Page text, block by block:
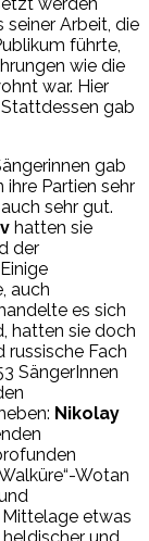
seiner Arbeit, die
führte,
wie die
war. Hier
gab
gab
Partien sehr
sehr gut.
hatten sie
der
auch
es sich
hatten sie doch
russische Fach
SängerInnen
Nikolay
Wotan
Mittelage etwas
und